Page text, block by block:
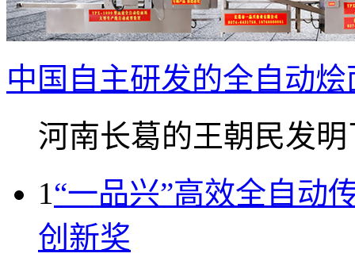
中国自主研发的全自动
河南长葛的王朝民发明
1“一品兴”高效全自动
创新奖